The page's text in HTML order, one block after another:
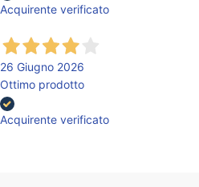
Acquirente verificato
26 Giugno 2026
Ottimo prodotto
Acquirente verificato